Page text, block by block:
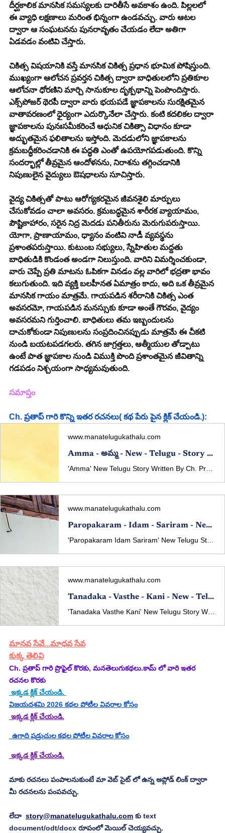
దీర్ఘకాలిక మానసిక సమస్యలకు దారితీసే అవకాశం ఉంది. పిల్లలలో
ఈ వ్యాధి లక్షణాలు మరింత భిన్నంగా ఉండవచ్చు. వారు ఆటల
ద్వారా ఆ సంఘటనను పునరావృతం చేయడం లేదా అతిగా
ఏడవడం వంటివి చేస్తారు.
చికిత్స విషయానికి వస్తే మానసిక చికిత్స ప్రధాన భూమిక పోషిస్తుంది.
ముఖ్యంగా ఆలోచన ప్రవర్తన చికిత్స ద్వారా బాధితులలోని ప్రతికూల
ఆలోచనా ధోరణిని మార్చి సానుకూల దృక్పథాన్ని పెంపొందిస్తారు.
ఎక్స్‌పోజర్ థెరపీ ద్వారా వారు భయపడే జ్ఞాపకాలను సురక్షితమైన
వాతావరణంలో ధైర్యంగా ఎదుర్కొనేలా చేస్తారు. కంటి కదలికల ద్వారా
జ్ఞాపకాలను పునఃసమీకరించే ఆధునిక చికిత్సా విధానం కూడా
అద్భుతమైన ఫలితాలను ఇస్తోంది. మెదడులోని జ్ఞాపకాలను
క్రమబద్ధీకరించడానికి ఈ పద్ధతి ఎంతో ఉపయోగపడుతుంది. కొన్ని
సందర్భాల్లో తీవ్రమైన ఆందోళనను, నిరాశను తగ్గించడానికి
నిపుణులైన వైద్యులు ఔషధాలను సూచిస్తారు.
వైద్య చికిత్సతో పాటు ఆరోగ్యకరమైన జీవనశైలి మార్పులు
చేసుకోవడం చాలా అవసరం. క్రమబద్ధమైన శారీరక వ్యాయామం,
పౌష్టికాహారం, సరైన నిద్ర మెదడు పనితీరును మెరుగుపరుస్తాయి.
యోగా, ప్రాణాయామం, ధ్యానం వంటివి నాడీ వ్యవస్థను
ప్రశాంతపరుస్తాయి. కుటుంబ సభ్యులు, స్నేహితుల మద్దతు
బాధితుడికి కొండంత అండగా నిలుస్తుంది. వారిని విమర్శించకుండా,
వారు చెప్పే ప్రతి మాటను ఓపికగా వినడం వల్ల వారిలో భద్రతా భావం
కలుగుతుంది. ఇది వ్యక్తి బలహీనత ఏమాత్రం కాదు, అది ఒక తీవ్రమైన
మానసిక గాయం మాత్రమే. గాయపడిన శరీరానికి చికిత్స ఎంత
అవసరమో, గాయపడిన మనస్సుకు కూడా అంతే గౌరవం, వైద్యం
అవసరమని గుర్తించాలి. బాధితులు తమ ఇబ్బందులను
దాచుకోకుండా నిపుణులను సంప్రదించినప్పుడు మాత్రమే ఈ చీకటి
నుండి బయటపడగలరు. తగిన జాగ్రత్తలు, ఆత్మీయుల తోడ్పాటు
ఉంటే పాత జ్ఞాపకాల నుండి విముక్తి పొంది ప్రశాంతమైన జీవితాన్ని
గడపడం నిశ్చయంగా సాధ్యమవుతుంది.
సమాప్తం
Ch. ప్రతాప్ గారి కొన్ని ఇతర రచనలు( కథ పేరు పైన క్లిక్ చేయండి.):
www.manatelugukathalu.com
Amma - అమ్మ - New - Telugu - Story - By - Ch. Pratap
www.manatelugukathalu.com
Paropakaram - Idam - Sariram - New - Telugu - Story - Written - By - Ch. Pratap - పరోపకారం - ఇదం - శరీరం
www.manatelugukathalu.com
Tanadaka - Vasthe - Kani - New - Telugu - Story - Written - By - Ch. Pratap - తనదాక - వస్తే - కానీ
మానవ సేవే...మాధవ సేవ
కుక్క తెలివి
Ch. ప్రతాప్ గారి ప్రొఫైల్ కొరకు, మనతెలుగుకథలు.కామ్ లో వారి ఇతర
రచనల కొరకు
ఇక్కడ క్లిక్ చేయండి.
విజయదశమి 2026 కథల పోటీల వివరాల కోసం
ఇక్కడ క్లిక్ చేయండి.
ఉగాది షడ్రుచుల కథల పోటీల వివరాల కోసం
ఇక్కడ క్లిక్ చేయండి.
మాకు రచనలు పంపాలనుకుంటే మా వెబ్ సైట్ లో ఉన్న అప్లోడ్ లింక్ ద్వారా
మీ రచనలను పంపవచ్చు.
లేదా story@manatelugukathalu.com కు text
document/odt/docx రూపంలో మెయిల్ చెయ్యవచ్చు.